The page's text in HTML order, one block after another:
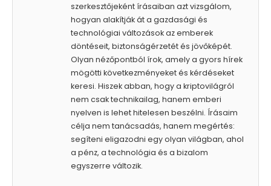
szerkesztőjeként írásaiban azt vizsgálom,
hogyan alakítják át a gazdasági és
technológiai változások az emberek
döntéseit, biztonságérzetét és jövőképét.
Olyan nézőpontból írok, amely a gyors hírek
mögötti következményeket és kérdéseket
keresi. Hiszek abban, hogy a kriptovilágról
nem csak technikailag, hanem emberi
nyelven is lehet hitelesen beszélni. Írásaim
célja nem tanácsadás, hanem megértés:
segíteni eligazodni egy olyan világban, ahol
a pénz, a technológia és a bizalom
egyszerre változik.